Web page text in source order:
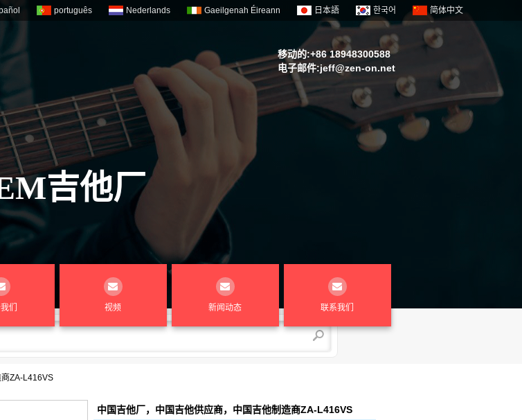
português Nederlands Gaeilgenah Éireann 日本語 한국어 简体中文
移动的:+86 18948300588
电子邮件:jeff@zen-on.net
吉他厂
们 视频 新闻动态 联系我们
ZA-L416VS
中国吉他厂，中国吉他供应商，中国吉他制造商ZA-L416VS